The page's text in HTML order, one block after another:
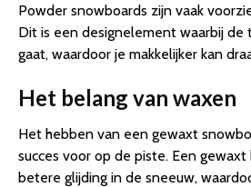
Powder snowboards zijn vaak
Dit is een designelement waarbij de
gaat, waardoor je makkelijker kan
Het belang van waxen
Het hebben van een gewaxt
succes voor op de piste. Een
betere glijding in de sneeuw,